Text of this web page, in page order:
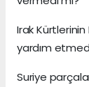
Irak
yardım
Suriye